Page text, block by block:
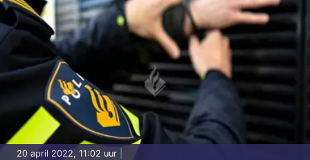
20 april 2022, 11:02 uur